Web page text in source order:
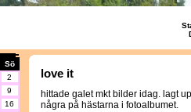
Sö
2
9
16
love it
hittade galet mkt bilder idag. lagt
några på hästarna i fotoalbumet.